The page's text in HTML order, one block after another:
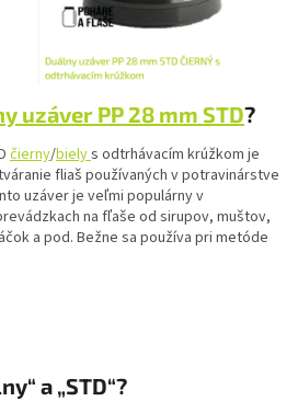
uzáver PP 28 mm STD?
čierny/bielys odtrhávacím krúžkom je
fliaš používaných v potravinárstve
uzáver je veľmi populárny v
na fľaše od sirupov, muštov,
a pod. Bežne sa používa pri metóde
a „STD“?